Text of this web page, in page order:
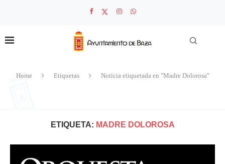
Home Etiquetas Noticia etiquetada en "Madre Dolorosa"
ETIQUETA: MADRE DOLOROSA